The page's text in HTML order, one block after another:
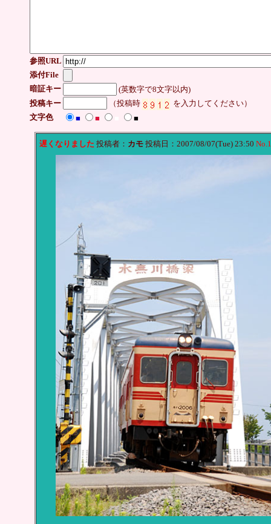
参照URL
添付File
暗証キー
(英数字で8文字以内)
投稿キー
（投稿時
を入力してください）
文字色
■ ■ ■
遅くなりました 投稿者： カモ投稿日：2007/08/07(Tue) 23:50